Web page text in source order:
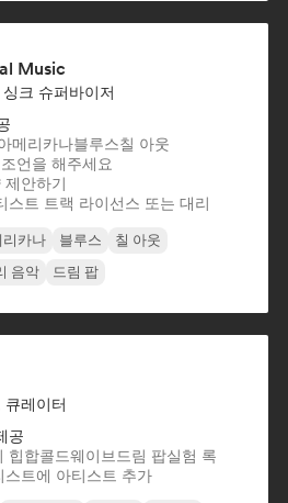
Music
크 슈퍼바이저
메리카나블루스칠 아웃
언을 해주세요
제안하기
스트 트랙 라이선스 또는 대리
리카나 블루스
칠 아웃
음악 드림 팝
큐레이터
공
힙합콜드웨이브 드림 팝실험 록
트에 아티스트 추가